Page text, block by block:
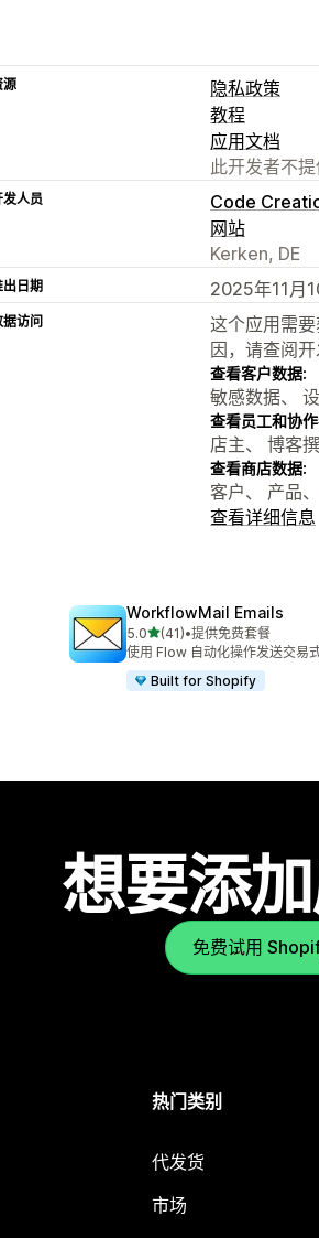
源
隐私政策
教程
应用文档
此开发者不
发人员
Code
网站
Kerken, DE
出日期 2025年11月
据访问
这个应用需
因，请查阅
查看客户数据:
敏感数据、
查看员工和协
店主、 博客
查看商店数据:
客户、 产品
查看详细信息
WorkflowMail Emails
5.0星（满分 5 星）
(41)
总共 41 条评论
•提供免费套餐
使用 Flow 自动化操作发送交易
Built for Shopify
想要添加
免费试用
热门类别
代发货
市场